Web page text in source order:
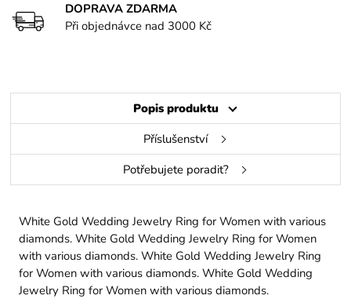
DOPRAVA ZDARMA
Při objednávce nad 3000 Kč
Popis produktu
Příslušenství
Potřebujete poradit?
White Gold Wedding Jewelry Ring for Women with various
diamonds. White Gold Wedding Jewelry Ring for Women
with various diamonds. White Gold Wedding Jewelry Ring
for Women with various diamonds. White Gold Wedding
Jewelry Ring for Women with various diamonds.